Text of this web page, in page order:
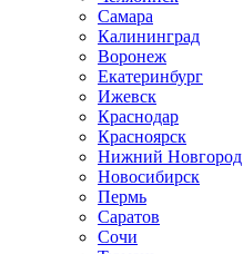
Самара
Калининград
Воронеж
Екатеринбург
Ижевск
Краснодар
Красноярск
Нижний Новгород
Новосибирск
Пермь
Саратов
Сочи